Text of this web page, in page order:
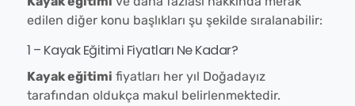
edilen diğer konu başlıkları şu şekilde sıralanabilir:
1 – Kayak Eğitimi Fiyatları Ne Kadar?
Kayak eğitimi fiyatları her yıl Doğadayız
tarafından oldukça makul belirlenmektedir.